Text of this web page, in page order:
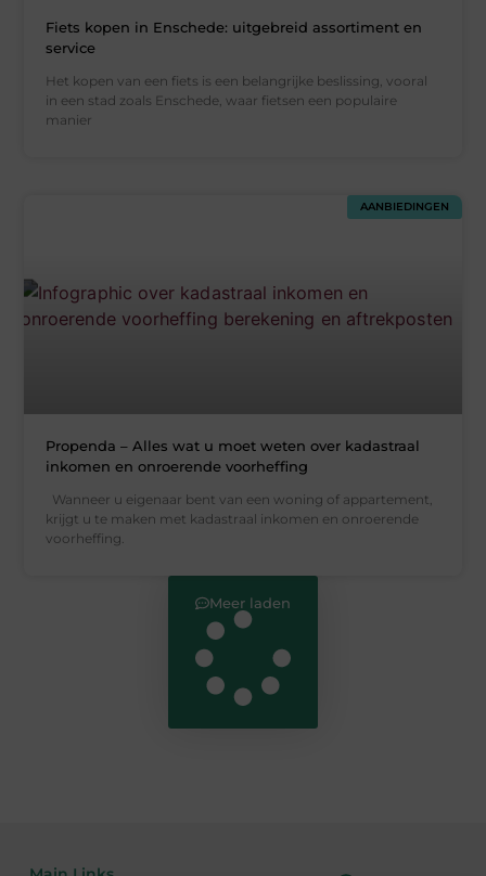
Fiets kopen in Enschede: uitgebreid assortiment en
service
Het kopen van een fiets is een belangrijke beslissing, vooral
in een stad zoals Enschede, waar fietsen een populaire
manier
AANBIEDINGEN
Propenda – Alles wat u moet weten over kadastraal
inkomen en onroerende voorheffing
Wanneer u eigenaar bent van een woning of appartement,
krijgt u te maken met kadastraal inkomen en onroerende
voorheffing.
Meer laden